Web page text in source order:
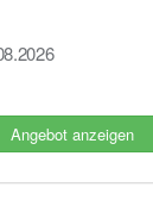
Angebot anzeigen